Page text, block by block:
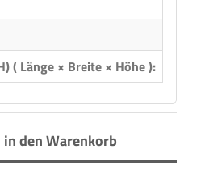
( Länge × Breite × Höhe ):
den Warenkorb